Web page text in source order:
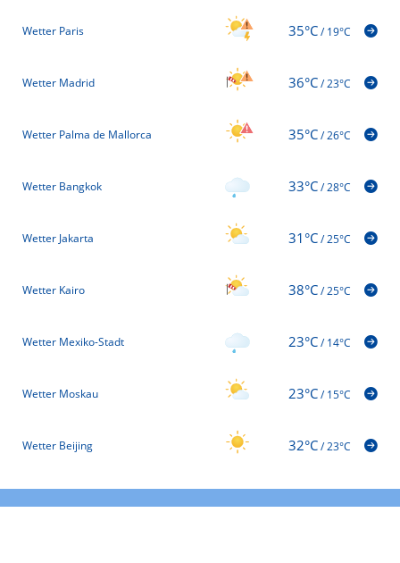
Wetter Paris 35°C/19°C
Wetter Madrid 36°C/23°C
Wetter Palma de Mallorca 35°C/26°C
Wetter Bangkok 33°C/28°C
Wetter Jakarta 31°C/25°C
Wetter Kairo 38°C/25°C
Wetter Mexiko-Stadt 23°C/14°C
Wetter Moskau 23°C/15°C
Wetter Beijing 32°C/23°C